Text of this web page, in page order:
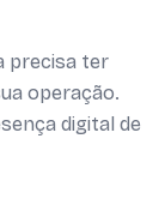
precisa ter
operação.
digital de